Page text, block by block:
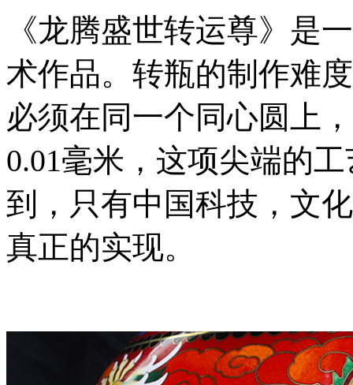
《龙腾盛世转运尊》是
术作品。转瓶的制作难
必须在同一个同心圆上
0.01毫米，这项尖端的
到，只有中国科技，文
真正的实现。